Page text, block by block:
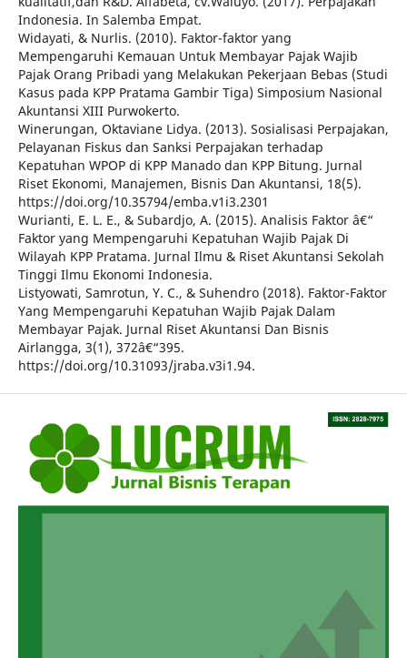
Indonesia. In Salemba Empat.
Widayati, & Nurlis. (2010). Faktor-faktor yang
Mempengaruhi Kemauan Untuk Membayar Pajak Wajib
Pajak Orang Pribadi yang Melakukan Pekerjaan Bebas (Studi
Kasus pada KPP Pratama Gambir Tiga) Simposium Nasional
Akuntansi XIII Purwokerto.
Winerungan, Oktaviane Lidya. (2013). Sosialisasi Perpajakan,
Pelayanan Fiskus dan Sanksi Perpajakan terhadap
Kepatuhan WPOP di KPP Manado dan KPP Bitung. Jurnal
Riset Ekonomi, Manajemen, Bisnis Dan Akuntansi, 18(5).
https://doi.org/10.35794/emba.v1i3.2301
Wurianti, E. L. E., & Subardjo, A. (2015). Analisis Faktor â€“
Faktor yang Mempengaruhi Kepatuhan Wajib Pajak Di
Wilayah KPP Pratama. Jurnal Ilmu & Riset Akuntansi Sekolah
Tinggi Ilmu Ekonomi Indonesia.
Listyowati, Samrotun, Y. C., & Suhendro (2018). Faktor-Faktor
Yang Mempengaruhi Kepatuhan Wajib Pajak Dalam
Membayar Pajak. Jurnal Riset Akuntansi Dan Bisnis
Airlangga, 3(1), 372â€“395.
https://doi.org/10.31093/jraba.v3i1.94.